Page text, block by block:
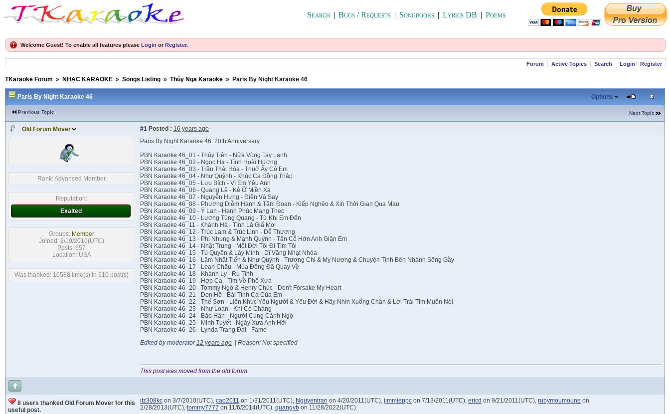
Search | Bugs / Requests | Songbooks | Lyrics DB | Poems
Welcome Guest! To enable all features please Login or Register.
Forum Active Topics Search Login Register
TKaraoke Forum » NHẠC KARAOKE » Songs Listing » Thúy Nga Karaoke » Paris By Night Karaoke 46
Paris By Night Karaoke 46 Options
Previous Topic Next Topic
Old Forum Mover #1 Posted : 16 years ago
Rank:Advanced Member
Reputation:
Exalted
Groups: Member
Joined: 2/19/2010(UTC)
Posts: 657
Location: USA
Was thanked: 10588 time(s) in 510 post(s)
Paris By Night Karaoke 46: 20th Anniversary
PBN Karaoke 46_01 - Thủy Tiên - Nửa Vòng Tay Lạnh
PBN Karaoke 46_02 - Ngọc Hạ - Tình Hoài Hương
PBN Karaoke 46_03 - Trần Thái Hòa - Thuở Ấy Có Em
PBN Karaoke 46_04 - Như Quỳnh - Khúc Ca Đồng Tháp
PBN Karaoke 46_05 - Lưu Bích - Vì Em Yêu Anh
PBN Karaoke 46_06 - Quang Lê - Kẻ Ở Miền Xa
PBN Karaoke 46_07 - Nguyễn Hưng - Điên Và Say
PBN Karaoke 46_08 - Phương Diễm Hạnh & Tâm Đoan - Kiếp Nghèo & Xin Thời Gian Qua Mau
PBN Karaoke 46_09 - Ý Lan - Hạnh Phúc Mang Theo
PBN Karaoke 46_10 - Lương Tùng Quang - Từ Khi Em Đến
PBN Karaoke 46_11 - Khánh Hà - Tình Là Giấ Mơ
PBN Karaoke 46_12 - Trúc Lam & Trúc Linh - Dễ Thương
PBN Karaoke 46_13 - Phi Nhung & Mạnh Quỳnh - Tân Cổ Hờn Anh Giận Em
PBN Karaoke 46_14 - Nhật Trung - Một Đời Tôi Đi Tìm Tôi
PBN Karaoke 46_15 - Tú Quyên & Lây Minh - Dĩ Vãng Nhạt Nhòa
PBN Karaoke 46_16 - Lâm Nhật Tiến & Như Quỳnh - Trương Chi & Mỵ Nương & Chuyện Tình Bên Nhánh Sông Gầy
PBN Karaoke 46_17 - Loan Châu - Mùa Đông Đã Quay Về
PBN Karaoke 46_18 - Khánh Ly - Ru Tình
PBN Karaoke 46_19 - Hợp Ca - Tìm Về Phố Xưa
PBN Karaoke 46_20 - Tommy Ngô & Henry Chúc - Don't Forsake My Heart
PBN Karaoke 46_21 - Don Hồ - Bài Tình Ca Của Em
PBN Karaoke 46_22 - Thế Sơn - Liên Khúc Yêu Người & Yêu Đời & Hãy Nhìn Xuống Chân & Lời Trái Tim Muốn Nói
PBN Karaoke 46_23 - Như Loan - Khi Có Chàng
PBN Karaoke 46_24 - Bảo Hân - Người Cùng Cảnh Ngộ
PBN Karaoke 46_25 - Minh Tuyết - Ngày Xưa Anh Hỡi
PBN Karaoke 46_26 - Lynda Trang Đài - Fame
Edited by moderator 12 years ago Reason: Not specified
This post was moved from the old forum.
8 users thanked Old Forum Mover for this
useful post.
itz308kc on 3/7/2010(UTC), cao2011 on 1/31/2011(UTC), Nguyentran on 4/20/2011(UTC), jimmieppc on 7/13/2011(UTC), ericd on 9/21/2011(UTC), rubymoumoune on
2/28/2013(UTC), tommy7777 on 11/6/2014(UTC), quangvb on 11/28/2022(UTC)